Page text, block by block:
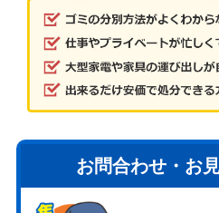
お問合わせ・お